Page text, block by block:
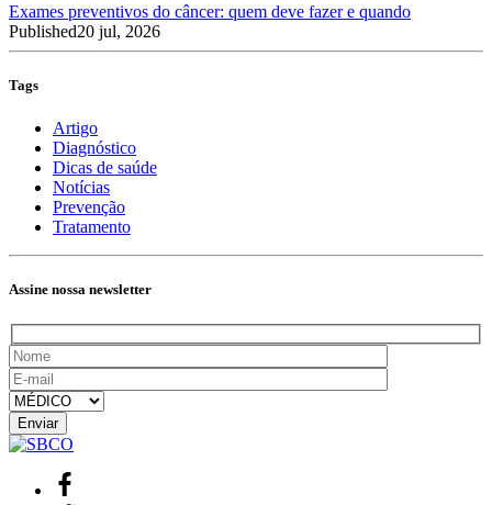
Exames preventivos do câncer: quem deve fazer e quando
Published20 jul, 2026
Tags
Artigo
Diagnóstico
Dicas de saúde
Notícias
Prevenção
Tratamento
Assine nossa newsletter